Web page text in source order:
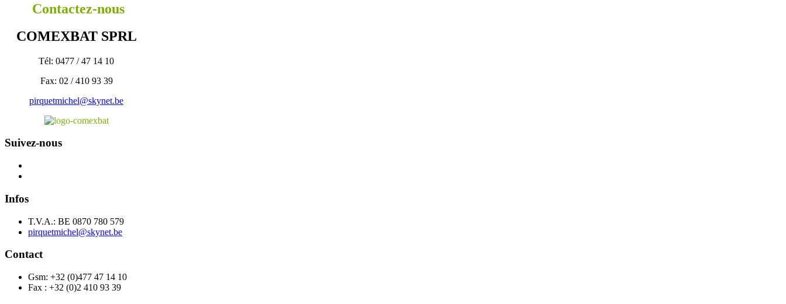
Contactez-nous
COMEXBAT SPRL
Tél: 0477 / 47 14 10
Fax: 02 / 410 93 39
pirquetmichel@skynet.be
Suivez-nous
Infos
T.V.A.: BE 0870 780 579
pirquetmichel@skynet.be
Contact
Gsm: +32 (0)477 47 14 10
Fax : +32 (0)2 410 93 39